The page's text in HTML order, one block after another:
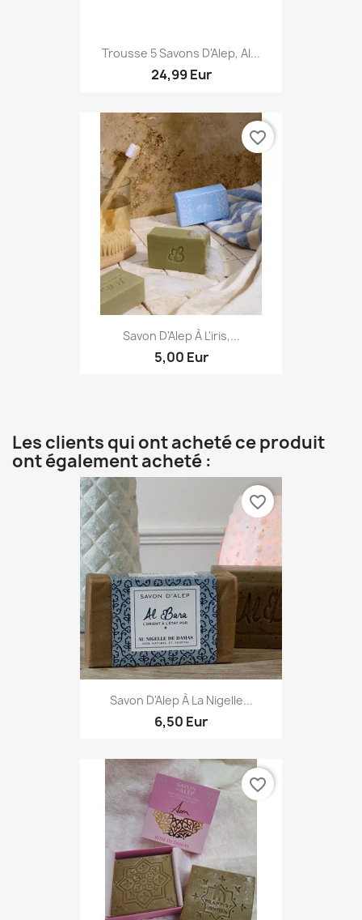
Trousse 5 Savons D'Alep, Al...
24,99 Eur
Savon D'Alep À L'iris,...
5,00 Eur
favorite_border
Les clients qui ont acheté ce produit
ont également acheté :
Savon D'Alep À La Nigelle...
6,50 Eur
favorite_border
favorite_border